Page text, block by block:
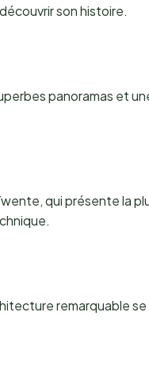
son histoire.
panoramas et
qui présente la
remarquable